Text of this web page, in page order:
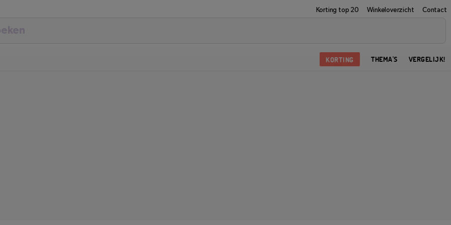
Korting top 20 Winkeloverzicht Contact
VERGELIJK!
THEMA'S
KORTING